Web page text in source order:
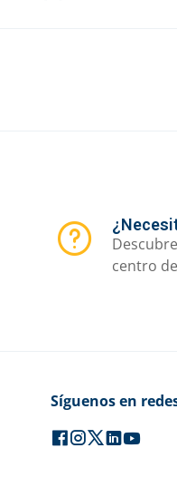
centro
Síguenos en